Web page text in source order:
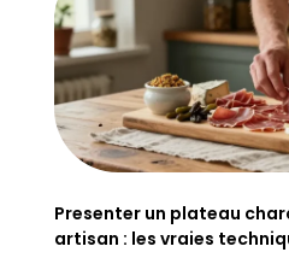
Presenter un plateau
artisan : les vraies